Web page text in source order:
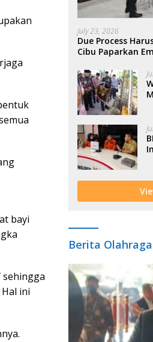
bayi
ini
July 23, 2026
Due Process
Cibu Paparkan
Berita Olahraga